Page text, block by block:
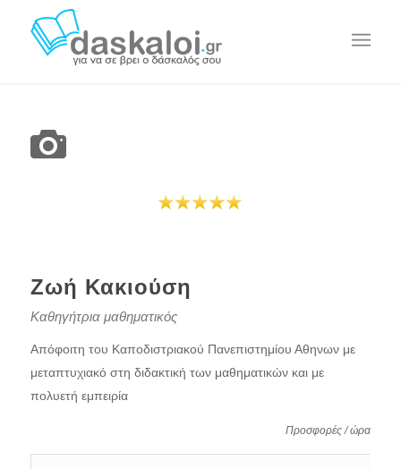
Ζωή Κακιούση
Καθηγήτρια μαθηματικός
Απόφοιτη του Καποδιστριακού Πανεπιστημίου Αθηνων με
μεταπτυχιακό στη διδακτική των μαθηματικών και με
πολυετή εμπειρία
Προσφορές / ώρα